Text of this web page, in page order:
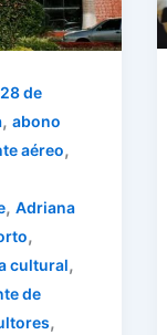
28 de
, abono
aéreo,
, Adriana
,
cultural,
de
,